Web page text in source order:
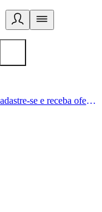
Um estilo de vida saudável começa aqui. Cadastre-se e receba ofertas exclusivas.